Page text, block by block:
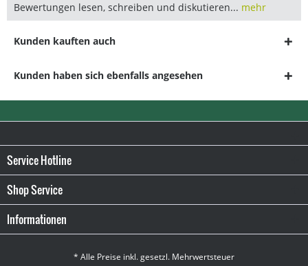
Bewertungen lesen, schreiben und diskutieren... mehr
Kunden kauften auch
Kunden haben sich ebenfalls angesehen
Service Hotline
Shop Service
Informationen
* Alle Preise inkl. gesetzl. Mehrwertsteuer